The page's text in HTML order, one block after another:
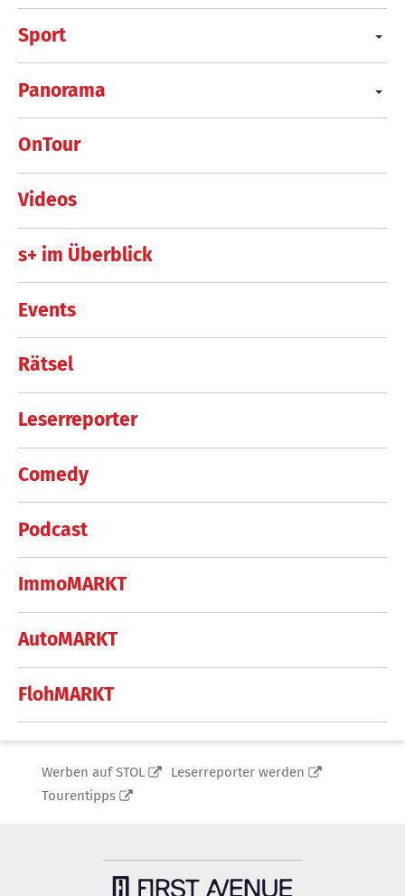
Sport
Panorama
OnTour
Videos
s+ im Überblick
Events
Rätsel
Leserreporter
Comedy
Podcast
ImmoMARKT
AutoMARKT
FlohMARKT
Werben auf STOL
Leserreporter werden
Tourentipps